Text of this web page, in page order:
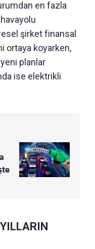
en fazla
şirket finansal
ortaya koyarken,
planlar
ise elektrikli